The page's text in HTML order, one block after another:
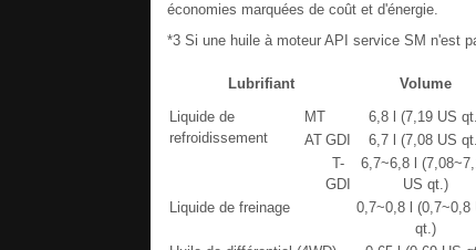
économies marquées de coût et d'énergie.
*3 Si une huile à moteur API service SM n'est
Lubrifiant Volume
Liquide de
refroidissement
MT 6,8 l (7,19 US
AT GDI
6,7 l (7,08 US
T-
GDI
6,7~6,8 l
US qt.)
Liquide de freinage
0,7~0,8 l (0,7~0,8
qt.)